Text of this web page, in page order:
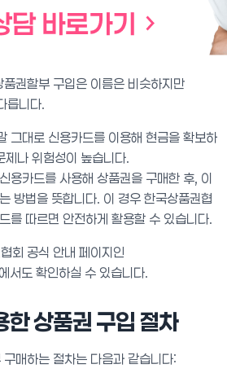
권할부 구입은 이름은 비슷하지만
릅니다.
그대로 신용카드를 이용해 현금을 확보하
제나 위험성이 높습니다.
용카드를 사용해 상품권을 구매한 후, 이
방법을 뜻합니다. 이 경우 한국상품권협
를 따르면 안전하게 활용할 수 있습니다.
회 공식 안내 페이지인
서도 확인하실 수 있습니다.
한 상품권 구입 절차
매하는 절차는 다음과 같습니다: